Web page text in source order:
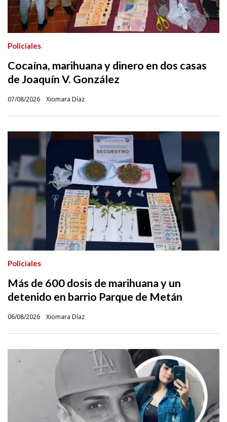
Cocaína, marihuana y dinero en dos casas
de Joaquín V. González
Xiomara Díaz
Policiales
07/08/2026
Más de 600 dosis de marihuana y un
detenido en barrio Parque de Metán
Xiomara Díaz
Policiales
06/08/2026